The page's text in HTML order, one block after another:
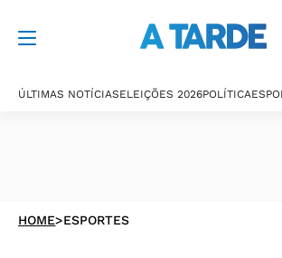
ÚLTIMAS NOTÍCIASELEIÇÕES 2026POLÍTICA
HOME>ESPORTES